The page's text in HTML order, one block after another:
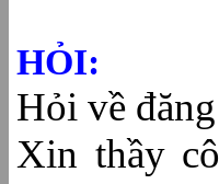
HỎI:
Hỏi về
Xin thầy